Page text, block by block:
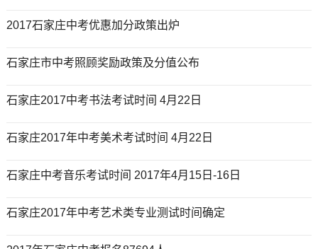
2017石家庄中考优惠加分政策出炉
石家庄市中考照顾奖励政策及分值公布
石家庄2017中考书法考试时间 4月22日
石家庄2017年中考美术考试时间 4月22日
石家庄中考音乐考试时间 2017年4月15日-16日
石家庄2017年中考艺术类专业测试时间确定